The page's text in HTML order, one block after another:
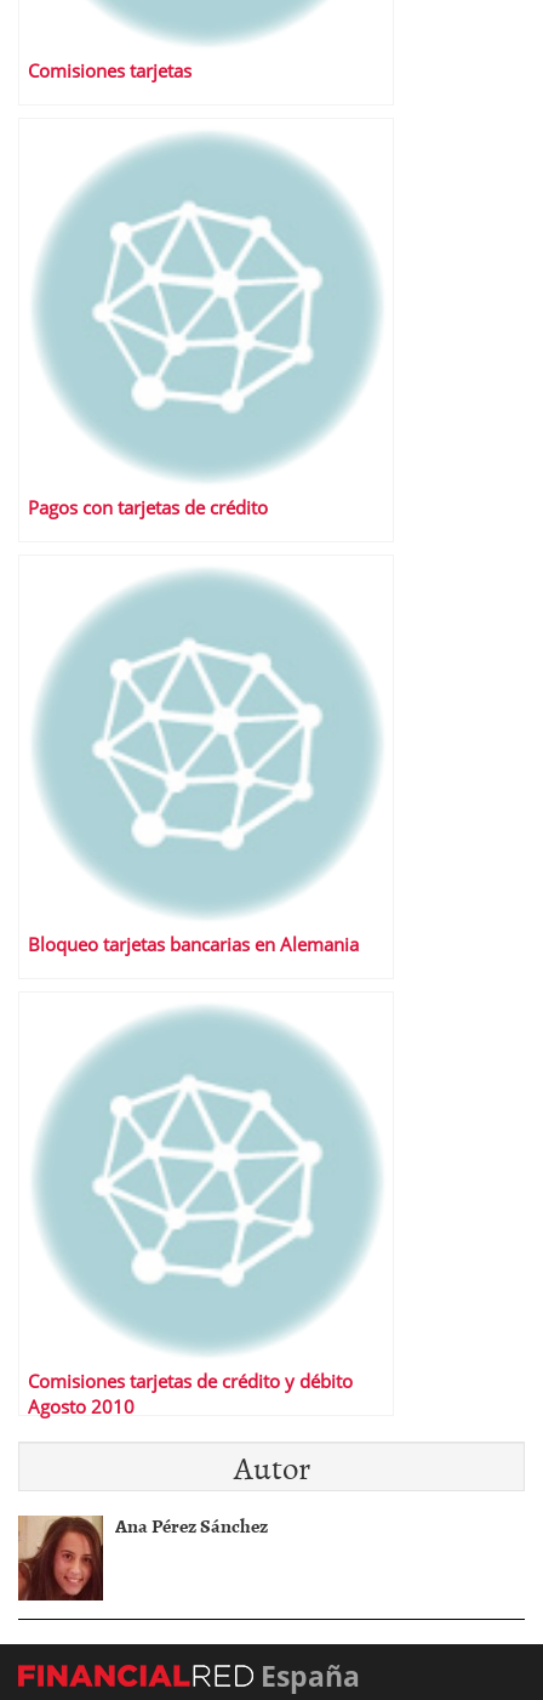
Comisiones tarjetas
Pagos con tarjetas de crédito
Bloqueo tarjetas bancarias en Alemania
Comisiones tarjetas de crédito y débito
Agosto 2010
Autor
Ana Pérez Sánchez
España